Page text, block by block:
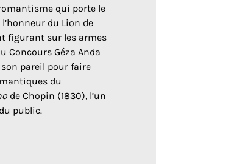
qui porte le
du Lion de
figurant sur les armes
Concours Géza Anda
son pareil pour faire
du
de Chopin (1830), l’un
public.